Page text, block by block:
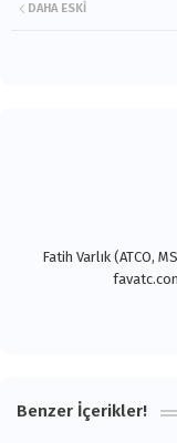
DAHA ESKI
Fatih Varlık (ATCO,
Benzer İçerikler!